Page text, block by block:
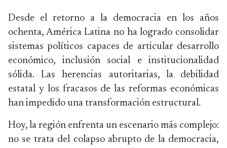
Desde el retorno a la democracia en los años
ochenta, América Latina no ha logrado consolidar
sistemas políticos capaces de articular desarrollo
económico, inclusión social e institucionalidad
sólida. Las herencias autoritarias, la debilidad
estatal y los fracasos de las reformas económicas
han impedido una transformación estructural.
Hoy, la región enfrenta un escenario más complejo:
no se trata del colapso abrupto de la democracia,